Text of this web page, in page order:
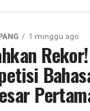
1 minggu ago